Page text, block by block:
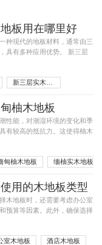
板用在哪里好
种现代的地板材料，通常由三
具有多种应用优势。 新三层
柚木地板
性能，对潮湿环境的变化和季
有较高的抵抗力。这使得柚木
甸柚木地板 缅柚实木地板
用的木地板类型
木地板时，还需要考虑办公室
预算等因素。此外，确保选择
室木地板 酒店木地板